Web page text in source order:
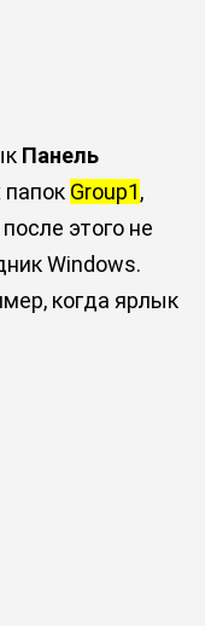
Панель
Group1,
этого не
Windows.
когда ярлык